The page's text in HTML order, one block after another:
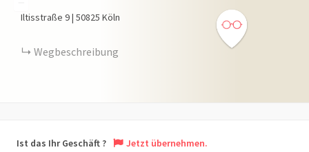
Iltisstraße 9| 50825 Köln
Wegbeschreibung
Ist das Ihr Geschäft ? Jetzt übernehmen.